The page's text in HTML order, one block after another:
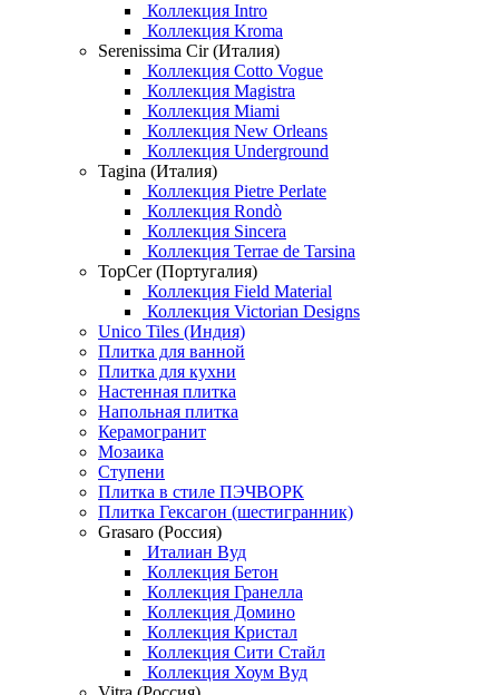
Коллекция Intro
Коллекция Kroma
Serenissima Cir (Италия)
Коллекция Cotto Vogue
Коллекция Magistra
Коллекция Miami
Коллекция New Orleans
Коллекция Underground
Tagina (Италия)
Коллекция Pietre Perlate
Коллекция Rondò
Коллекция Sincera
Коллекция Terrae de Tarsina
TopCer (Португалия)
Коллекция Field Material
Коллекция Victorian Designs
Unico Tiles (Индия)
Плитка для ванной
Плитка для кухни
Настенная плитка
Напольная плитка
Керамогранит
Мозаика
Ступени
Плитка в стиле ПЭЧВОРК
Плитка Гексагон (шестигранник)
Grasaro (Россия)
Италиан Вуд
Коллекция Бетон
Коллекция Гранелла
Коллекция Домино
Коллекция Кристал
Коллекция Сити Стайл
Коллекция Хоум Вуд